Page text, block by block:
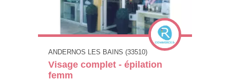
ANDERNOS LES BAINS (33510)
Visage complet - épilation
femm